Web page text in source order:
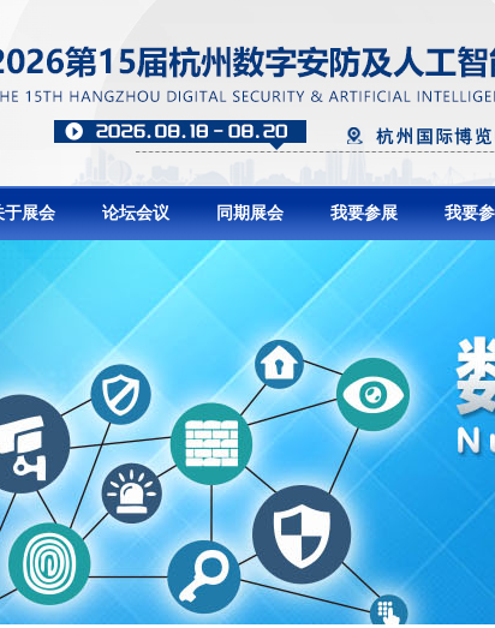
于展会 论坛会议 同期展会 我要参展 我要